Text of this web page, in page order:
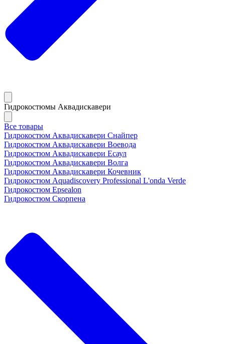
Гидрокостюмы Аквадискавери
Все товары
Гидрокостюм Аквадискавери Снайпер
Гидрокостюм Аквадискавери Воевода
Гидрокостюм Аквадискавери Есаул
Гидрокостюм Аквадискавери Волга
Гидрокостюм Аквадискавери Кочевник
Гидрокостюм Aquadiscovery Professional L'onda Verde
Гидрокостюм Epsealon
Гидрокостюм Скорпена